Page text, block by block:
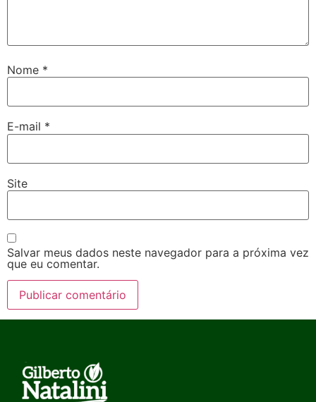
Nome *
E-mail *
Site
Salvar meus dados neste navegador para a próxima vez
que eu comentar.